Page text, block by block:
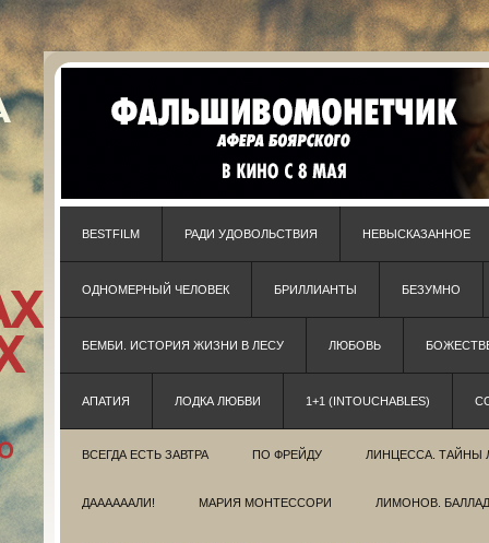
BESTFILM РАДИ УДОВОЛЬСТВИЯ НЕВЫСКАЗАННОЕ
ОДНОМЕРНЫЙ ЧЕЛОВЕК БРИЛЛИАНТЫ БЕЗУМНО
БЕМБИ. ИСТОРИЯ ЖИЗНИ В ЛЕСУ ЛЮБОВЬ
АПАТИЯ ЛОДКА ЛЮБВИ 1+1 (INTOUCHABLES)
ВСЕГДА ЕСТЬ ЗАВТРА ПО ФРЕЙДУ ЛИНЦЕССА. ТАЙНЫ
ДААААААЛИ! МАРИЯ МОНТЕССОРИ ЛИМОНОВ.